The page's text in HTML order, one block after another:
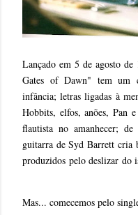
Lançado em 5 de agosto
Gates of Dawn" tem um
infância; letras ligadas à
Hobbits, elfos, anões, Pan
flautista no amanhecer;
guitarra de Syd Barrett cria
produzidos pelo deslizar
Mas... comecemos pelo